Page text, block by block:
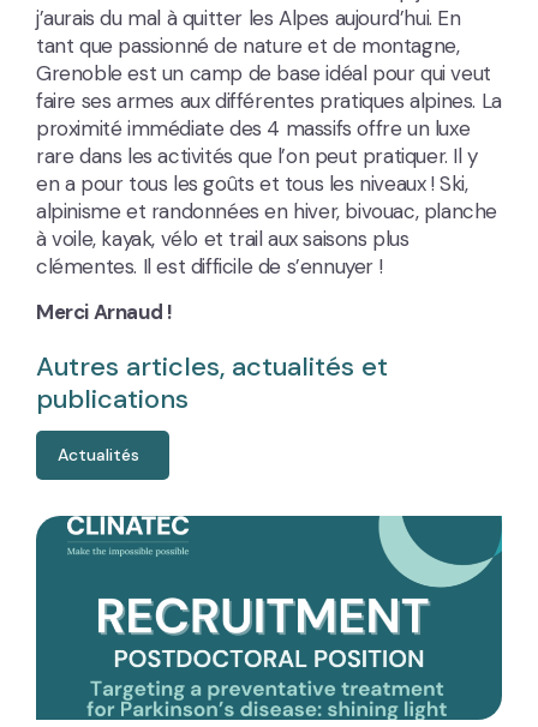
j’aurais du mal à quitter les Alpes aujourd’hui. En
tant que passionné de nature et de montagne,
Grenoble est un camp de base idéal pour qui veut
faire ses armes aux différentes pratiques alpines. La
proximité immédiate des 4 massifs offre un luxe
rare dans les activités que l’on peut pratiquer. Il y
en a pour tous les goûts et tous les niveaux ! Ski,
alpinisme et randonnées en hiver, bivouac, planche
à voile, kayak, vélo et trail aux saisons plus
clémentes. Il est difficile de s’ennuyer !
Merci Arnaud !
Autres articles, actualités et
publications
Actualités